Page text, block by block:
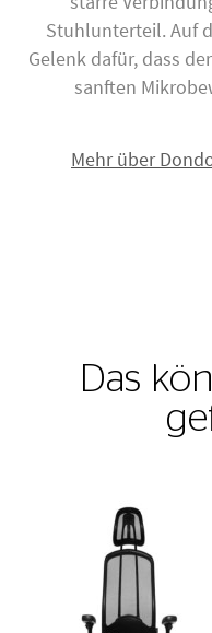
Stuhlunterteil. Auf
Gelenk dafür, dass
sanften
Mehr über
Das